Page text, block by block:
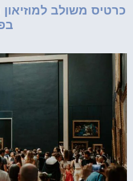
כרטיס משולב